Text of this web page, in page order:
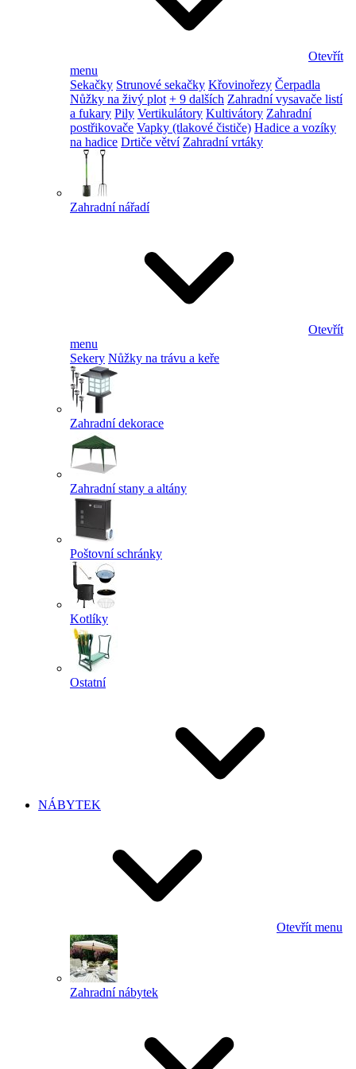
Otevřít
menu
Sekačky Strunové sekačky Křovinořezy Čerpadla
Nůžky na živý plot + 9 dalších Zahradní vysavače listí
a fukary Pily Vertikulátory Kultivátory Zahradní
postřikovače Vapky (tlakové čističe) Hadice a vozíky
na hadice Drtiče větví Zahradní vrtáky
Zahradní nářadí
Otevřít
menu
Sekery Nůžky na trávu a keře
Zahradní dekorace
Zahradní stany a altány
Poštovní schránky
Kotlíky
Ostatní
NÁBYTEK
Otevřít menu
Zahradní nábytek